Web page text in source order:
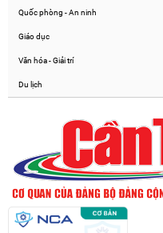
Quốc phòng - An ninh
Giáo dục
Văn hóa - Giải trí
Du lịch